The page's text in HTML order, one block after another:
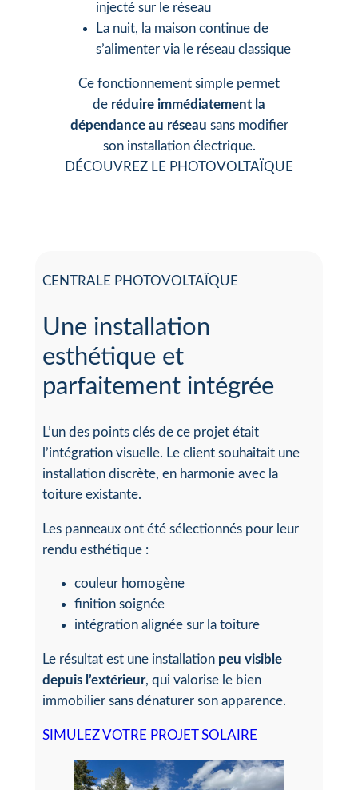
injecté sur le réseau
La nuit, la maison continue de
s’alimenter via le réseau classique
Ce fonctionnement simple permet
de réduire immédiatement la
dépendance au réseau sans modifier
son installation électrique.
DÉCOUVREZ LE PHOTOVOLTAÏQUE
CENTRALE PHOTOVOLTAÏQUE
Une installation
esthétique et
parfaitement intégrée
L’un des points clés de ce projet était
l’intégration visuelle. Le client souhaitait une
installation discrète, en harmonie avec la
toiture existante.
Les panneaux ont été sélectionnés pour leur
rendu esthétique :
couleur homogène
finition soignée
intégration alignée sur la toiture
Le résultat est une installation peu visible
depuis l’extérieur, qui valorise le bien
immobilier sans dénaturer son apparence.
SIMULEZ VOTRE PROJET SOLAIRE